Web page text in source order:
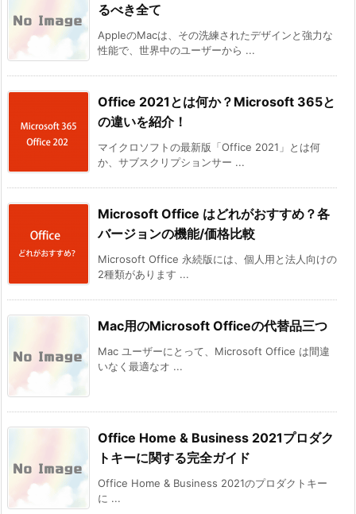
るべき全て
AppleのMacは、その洗練されたデザインと強力な
性能で、世界中のユーザーから ...
Office 2021とは何か？Microsoft 365と
の違いを紹介！
マイクロソフトの最新版「Office 2021」とは何
か、サブスクリプションサー ...
Microsoft Office はどれがおすすめ？各
バージョンの機能/価格比較
Microsoft Office 永続版には、個人用と法人向けの
2種類があります ...
Mac用のMicrosoft Officeの代替品三つ
Mac ユーザーにとって、Microsoft Office は間違
いなく最適なオ ...
Office Home & Business 2021プロダク
トキーに関する完全ガイド
Office Home & Business 2021のプロダクトキー
に ...